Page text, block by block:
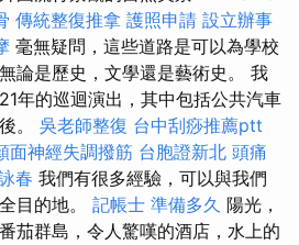
傳統整復推拿 護照申請 設立辦事
毫無疑問，這些道路是可以為學校
論是歷史，文學還是藝術史。 我
年的巡迴演出，其中包括公共汽車
。 吳老師整復 台中刮痧推薦ptt
面神經失調撥筋 台胞證新北 頭痛
春 我們有很多經驗，可以與我們
目的地。 記帳士 準備多久 陽光，
茄群島，令人驚嘆的酒店，水上的